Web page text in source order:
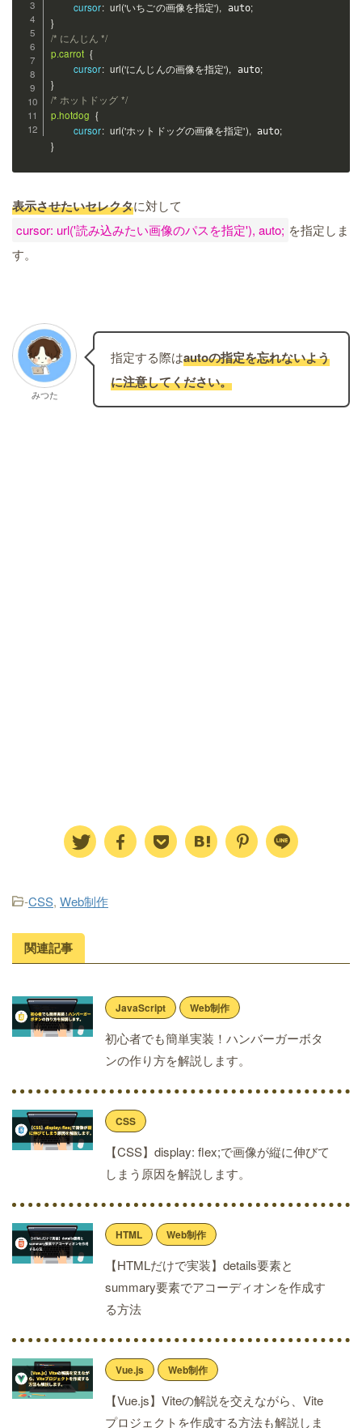
cursor: url('いちごの画像を指定'), auto;
}
/* にんじん */
p.carrot {
cursor: url('にんじんの画像を指定'), auto;
}
/* ホットドッグ */
p.hotdog {
cursor: url('ホットドッグの画像を指定'), auto;
}
表示させたいセレクタに対して
cursor: url('読み込みたい画像のパスを指定'), auto; を指定しま
す。
みつた
指定する際はautoの指定を忘れないよう
に注意してください。
-CSS, Web制作
関連記事
JavaScript Web制作
初心者でも簡単実装！ハンバーガーボタ
ンの作り方を解説します。
CSS
【CSS】display: flex;で画像が縦に伸びて
しまう原因を解説します。
HTML Web制作
【HTMLだけで実装】details要素と
summary要素でアコーディオンを作成す
る方法
Vue.js Web制作
【Vue.js】Viteの解説を交えながら、Vite
プロジェクトを作成する方法も解説しま